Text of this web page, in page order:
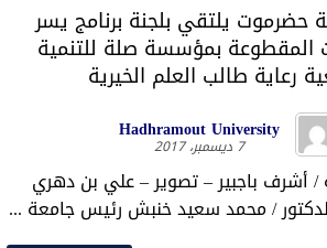
حضرموت يلتقي بلجنة برنامج يسر
المقطوعة بمؤسسة صلة للتنمية
رعاية طالب العلم الخيرية
Hadhramout University
7 ديسمبر، 2017
/ أشرف باجبير – تصوير – علي بن دهري
/ محمد سعيد خنبش رئيس جامعة ...